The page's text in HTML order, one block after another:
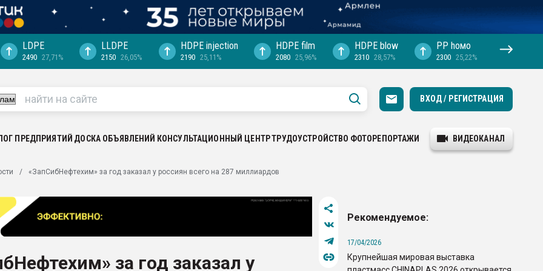
выходит на
рынке
LDPE
2490 27,71%
LLDPE
2150 26,05%
HDPE injection
2190 25,11%
HDPE film
2080 25,96%
HDPE blow
2310 28,57%
PP hомо
2300 25,22%
ВХОД / РЕГИСТРАЦИЯ
ПРЕДПРИЯТИЙ ДОСКА ОБЪЯВЛЕНИЙ КОНСУЛЬТАЦИОННЫЙ ЦЕНТРТРУДОУСТРОЙСТВО ФОТОРЕПОРТАЖИ ВИДЕОКАНАЛ
«ЗапСибНефтехим» за год заказал у россиян всего на 287 миллиардов
за год заказал у
Рекомендуемое:
17/04/2026
Крупнейшая мировая выставка